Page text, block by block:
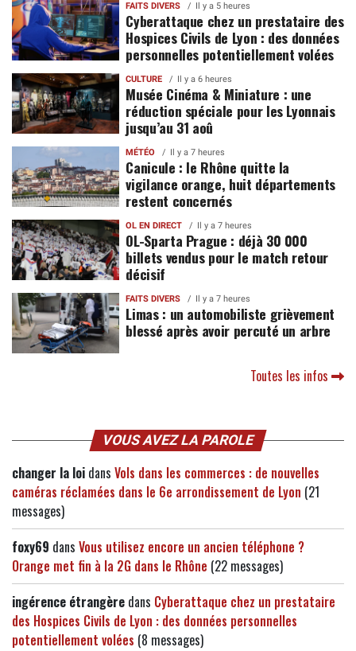
FAITS DIVERS Il y a 5 heures
Cyberattaque chez un prestataire des
Hospices Civils de Lyon : des données
personnelles potentiellement volées
CULTURE Il y a 6 heures
Musée Cinéma & Miniature : une
réduction spéciale pour les Lyonnais
jusqu’au 31 aoû
MÉTÉO Il y a 7 heures
Canicule : le Rhône quitte la
vigilance orange, huit départements
restent concernés
OL EN DIRECT Il y a 7 heures
OL-Sparta Prague : déjà 30 000
billets vendus pour le match retour
décisif
FAITS DIVERS Il y a 7 heures
Limas : un automobiliste grièvement
blessé après avoir percuté un arbre
Toutes les infos
VOUS AVEZ LA PAROLE
changer la loi dans Vols dans les commerces : de nouvelles
caméras réclamées dans le 6e arrondissement de Lyon (21
messages)
foxy69 dans Vous utilisez encore un ancien téléphone ?
Orange met fin à la 2G dans le Rhône (22 messages)
ingérence étrangère dans Cyberattaque chez un prestataire
des Hospices Civils de Lyon : des données personnelles
potentiellement volées (8 messages)